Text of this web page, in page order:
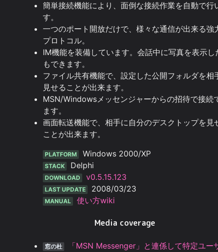
簡単接続機能により、面倒な接続作業を自動で行
す。
一つのポート開放だけで、様々な通信が出来る強
プロトコル。
IM機能を装備しています。会話中に写真を表示し
もできます。
ファイル共有機能で、設定した公開フォルダを相
見せることが出来ます。
MSN/Windowsメッセンジャーからの招待で接続
ます。
画面転送機能で、相手に自分のデスクトップを見
ことが出来ます。
PLATFORM Windows 2000/XP
STACK Delphi
DOWNLOAD v0.5.15.123
LAST UPDATE 2008/03/23
MANUAL 使い方wiki
Media coverage
窓の杜
「MSN Messenger」と連係して特定ユー